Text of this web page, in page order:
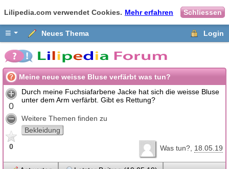
Lilipedia.com verwendet Cookies. Mehr erfahren Schliessen
≡ Neues Thema Login
Meine neue weisse Bluse verfärbt was tun?
0
0
Durch meine Fuchsiafarbene Jacke hat sich die weisse Bluse
unter dem Arm verfärbt. Gibt es Rettung?
Weitere Themen finden zu
Bekleidung
Was tun? 18.05.19